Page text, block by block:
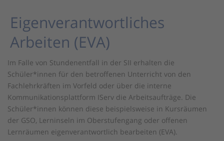
Eigenverantwortliches
Arbeiten (EVA)
Im Falle von Stundenentfall in der SII erhalten die
Schüler*innen für den betroffenen Unterricht von den
Fachlehrkräften im Vorfeld oder über die interne
Kommunikationsplattform IServ die Arbeitsaufträge. Die
Schüler*innen können diese beispielsweise in Kursräumen
der GSO, Lerninseln im Oberstufengang oder offenen
Lernräumen eigenverantwortlich bearbeiten (EVA).